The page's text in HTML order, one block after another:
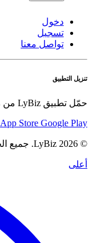
دخول
تسجيل
تواصل معنا
تنزيل التطبيق
حمّل تطبيق LyBiz من رابط واحد موحد لكل المتاجر وابدأ بتصفح الدليل والعروض والسلع بسهولة.
App Store Google Play
© 2026 LyBiz. جميع الحقوق محفوظة.
أعلى